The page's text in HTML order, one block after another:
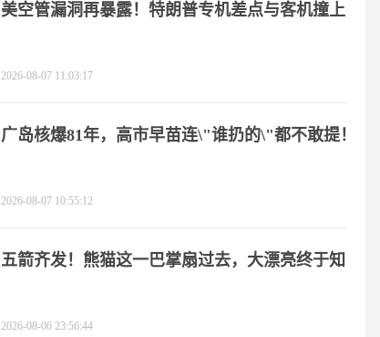
美空管漏洞再暴露！特朗普专机差点与客机撞上
2026-08-07 11:03:17
广岛核爆81年，高市早苗连\"谁扔的\"都不敢提！
2026-08-07 10:55:12
五箭齐发！熊猫这一巴掌扇过去，大漂亮终于知
2026-08-06 23:56:44